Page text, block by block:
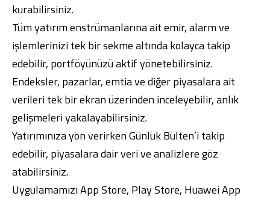
kurabilirsiniz.
Tüm yatırım enstrümanlarına ait emir, alarm ve
işlemlerinizi tek bir sekme altında kolayca takip
edebilir, portföyünüzü aktif yönetebilirsiniz.
Endeksler, pazarlar, emtia ve diğer piyasalara ait
verileri tek bir ekran üzerinden inceleyebilir, anlık
gelişmeleri yakalayabilirsiniz.
Yatırımınıza yön verirken Günlük Bülten’i takip
edebilir, piyasalara dair veri ve analizlere göz
atabilirsiniz.
UygulamamızıApp Store, Play Store, Huawei App